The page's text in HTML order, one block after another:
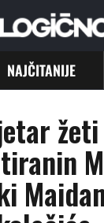
NAJČITANIJE